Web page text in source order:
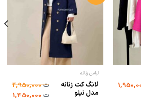
لباس زنانه
لانگ کت زنانه
مدل نیلو
ت2,950,000
ت1,450,000